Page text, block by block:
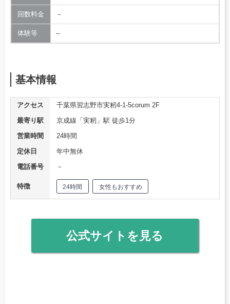
回数料金 －
体験等 –
基本情報
アクセス
千葉県習志野市実籾4-1-5corum 2F
最寄り駅
京成線「実籾」駅 徒歩1分
営業時間
24時間
定休日
年中無休
電話番号
－
特徴 24時間 女性もおすすめ
公式サイトを見る